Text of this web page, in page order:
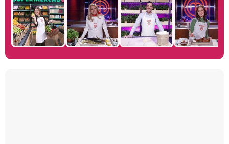
Manu Baqueiro: "Tuve como referente a Bruce Willis en 'Luz de Luna' para mi trabajo en la serie 'Perdiendo el juicio'"